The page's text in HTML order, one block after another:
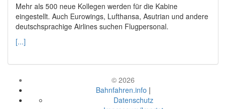
Mehr als 500 neue Kollegen werden für die Kabine
eingestellt. Auch Eurowings, Lufthansa, Asutrian und andere
deutschsprachige Airlines suchen Flugpersonal.
[...]
© 2026
Bahnfahren.info |
Datenschutz